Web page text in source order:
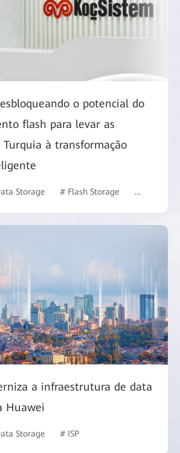
o potencial do
flash para levar as
Turquia à transformação
Storage # Flash Storage # ISP
a infraestrutura de data
Huawei
Storage # ISP